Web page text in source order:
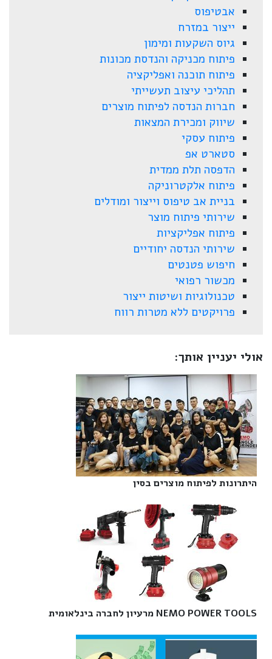
אבטיפוס
ייצור במזרח
גיוס השקעות ומימון
פיתוח מכניקה והנדסת מכונות
פיתוח תוכנה ואפליקציה
תהליכי עיצוב תעשייתי
חברות הנדסה לפיתוח מוצרים
שיווק ומכירת המצאות
פיתוח עסקי
סטארט אפ
הדפסה תלת ממדית
פיתוח אלקטרוניקה
בניית אב טיפוס וייצור ומודלים
שירותי פיתוח מוצר
פיתוח אפליקציות
שירותי הנדסה יחודיים
חיפוש פטנטים
מכשור רפואי
טכנולוגיות ושיטות ייצור
פרויקטים ללא מטרות רווח
אולי יעניין אותך:
היתרונות לפיתוח מוצרים בסין‎
NEMO POWER TOOLS מרעיון לחברה בינלאומית‎